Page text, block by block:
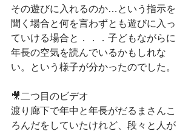
その遊びに入れるのか…という指示を
聞く場合と何を言わずとも遊びに入っ
ていける場合と．．．子どもながらに
年長の空気を読んでいるかもしれな
い。という様子が分かったのでした。
🎥二つ目のビデオ
渡り廊下で年中と年長がだるまさんこ
ろんだをしていたけれど、段々と人が